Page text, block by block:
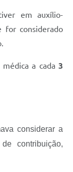
em auxílio-
for considerado
a cada 3
considerar a
contribuição,